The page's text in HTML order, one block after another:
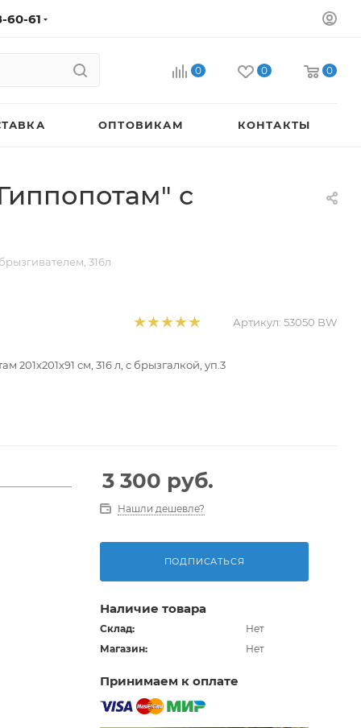
60-61
0 0 0
ОПТОВИКАМ КОНТАКТЫ
с
316л
Артикул: 53050 BW
201х201х91 см, 316 л, с брызгалкой, уп.3
в использовании сливного клапана!
3 300 руб.
Нашли дешевле?
ПОДПИСАТЬСЯ
Наличие товара
Склад:
Нет
Магазин:
Нет
Принимаем к оплате